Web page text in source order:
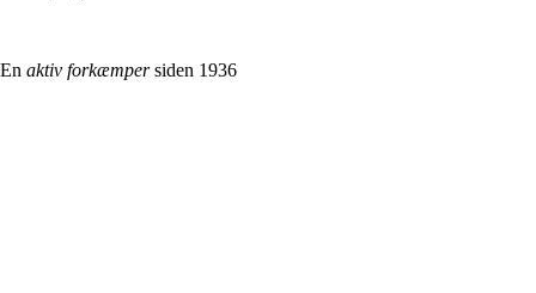
En aktiv forkæmpersiden 1936